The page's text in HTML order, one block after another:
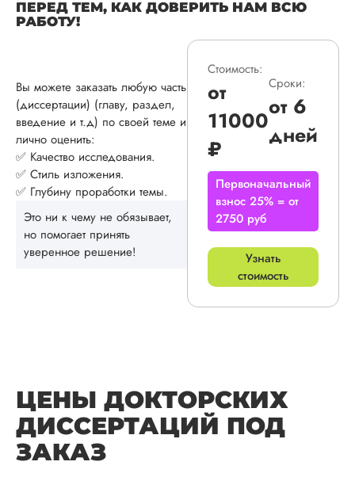
физической ку...
Читать полный
В.
Докторская
диссертация
Дата:
2024-08-19
понравилось,
не очень
Сначала мне
показалось, что
был бы, сама бы
написала. В любом
случае, каждую
ПЕРЕД ТЕМ, КАК ДОВЕРИТЬ НАМ ВСЮ
РАБОТУ!
Вы можете заказать любую часть
(диссертации) (главу, раздел,
введение и т.д) по своей теме и
лично оценить:
✅ Качество исследования.
✅ Стиль изложения.
✅ Глубину проработки темы.
Это ни к чему не обязывает,
но помогает принять
уверенное решение!
Стоимость:
от
11000
₽
Сроки:
от 6
дней
Первоначальный
взнос 25% = от
2750 руб
Узнать
стоимость
ЦЕНЫ ДОКТОРСКИХ
ДИССЕРТАЦИЙ ПОД
ЗАКАЗ